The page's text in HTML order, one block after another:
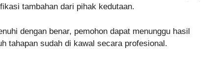
tambahan dari pihak kedutaan.
dengan benar, pemohon dapat menunggu hasil
tahapan sudah di kawal secara profesional.